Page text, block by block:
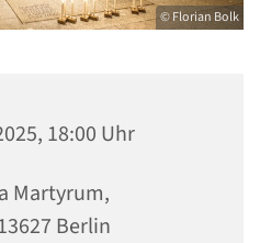
© Florian Bolk
18:00 Uhr
Martyrum,
Berlin